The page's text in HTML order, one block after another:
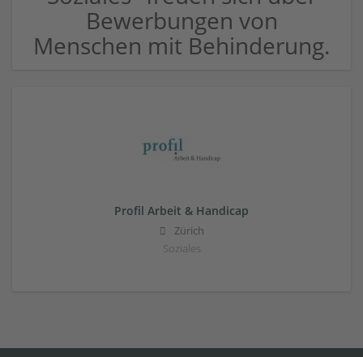
Bewerbungen von
Menschen mit Behinderung.
Profil Arbeit & Handicap
Zürich
Soziales